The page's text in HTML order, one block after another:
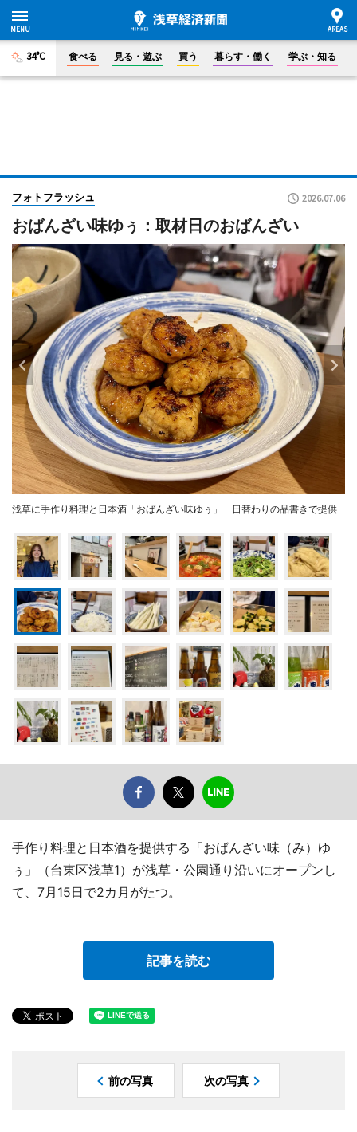
34°C 食べる 見る・遊ぶ 買う 暮らす・働く 学ぶ・知る
フォトフラッシュ 2026.07.06
おばんざい味ゆぅ：取材日のおばんざい
浅草に手作り料理と日本酒「おばんざい味ゆぅ」 日替わりの品書きで提供
手作り料理と日本酒を提供する「おばんざい味（み）ゆ
ぅ」（台東区浅草1）が浅草・公園通り沿いにオープンし
て、7月15日で2カ月がたつ。
記事を読む
前の写真 次の写真